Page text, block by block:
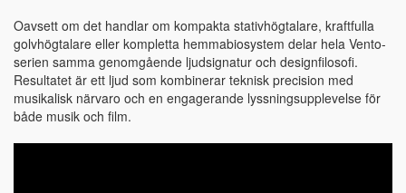
Oavsett om det handlar om kompakta stativhögtalare, kraftfulla
golvhögtalare eller kompletta hemmabiosystem delar hela Vento-
serien samma genomgående ljudsignatur och designfilosofi.
Resultatet är ett ljud som kombinerar teknisk precision med
musikalisk närvaro och en engagerande lyssningsupplevelse för
både musik och film.